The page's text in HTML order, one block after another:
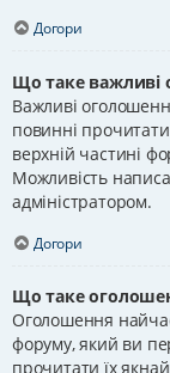
Догори
Що таке важливі
Важливі
повинні
верхній частині
Можливість
адміністратором.
Догори
Що таке
Оголошення
форуму, який ви
прочитати їх